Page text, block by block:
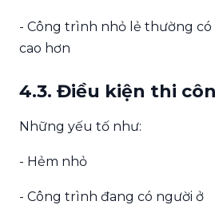
- Công trình nhỏ lẻ thường
cao hơn
4.3. Điều kiện thi
Những yếu tố như:
- Hẻm nhỏ
- Công trình đang có người ở